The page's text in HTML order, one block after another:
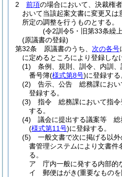
2
前項の場合において、決裁権
おいて当該起案文書に変更又は
所定の調整を行うものとする。
(令2訓令5・旧第33条繰
(原議書の登録)
第32条
原議書のうち、 次の各号
に定めるところにより登録しな
(1)
条例、規則、訓令、内訓
番号簿(様式第8号)に登録する
(2)
告示、公告 総務課におい
登録する。
(3)
指令 総務課において指令
する。
(4)
議会に提出する議案等 総
(様式第11号)に登録する。
(5)
一般文書で次に掲げる以
書管理システムにより文書件
る。
ア
庁内一般に発する内部的
イ
郵便はがき(重要なもの